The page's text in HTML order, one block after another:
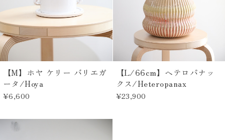
【M】ホヤ ケリー バリエガ
ータ/Hoya
¥6,600
【L/66cm】ヘテロパナッ
クス/Heteropanax
¥23,900